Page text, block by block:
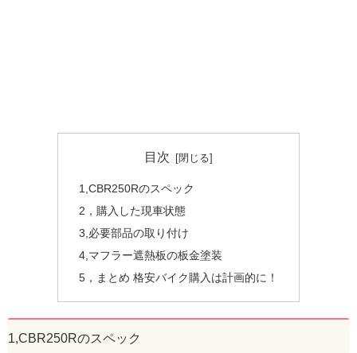
目次
1,CBR250Rのスペック
2，購入した現車状態
3,必要部品の取り付け
4,マフラー遮熱板の板金塗装
5，まとめ 格安バイク購入は計画的に！
1,CBR250Rのスペック